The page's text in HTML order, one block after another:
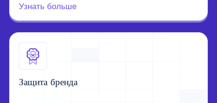
Узнать больше
Защита бренда